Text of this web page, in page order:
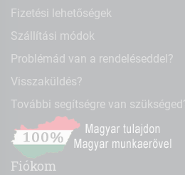
Fizetési lehetőségek
Szállítási módok
Problémád van a rendeléseddel?
Visszaküldés?
További segítségre van
Fiókom